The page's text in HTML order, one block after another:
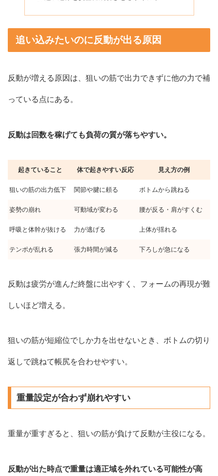
追い込みたいのに反動が出る原因
反動が増える原因は、狙いの筋で出力できずに他の力で補
っている点にある。
反動は回数を稼げても負荷の質が落ちやすい。
起きていること 体で起きやすい反応 見え方の例
狙いの筋の出力低下 関節や腱に頼る ボトムから跳ねる
姿勢の崩れ 可動域が変わる 腰が反る・肩がすくむ
呼吸と体幹が抜ける 力が逃げる 上体が揺れる
テンポが乱れる 張力時間が減る 下ろしが急になる
反動は疲労が進んだ終盤に出やすく、フォームの再現が難
しいほど増える。
狙いの筋が短縮位でしか力を出せないとき、ボトムの切り
返しで跳ねて帳尻を合わせやすい。
重量設定が合わず崩れやすい
重量が重すぎると、狙いの筋が負けて反動が主役になる。
反動が出た時点で重量は適正域を外れている可能性が高